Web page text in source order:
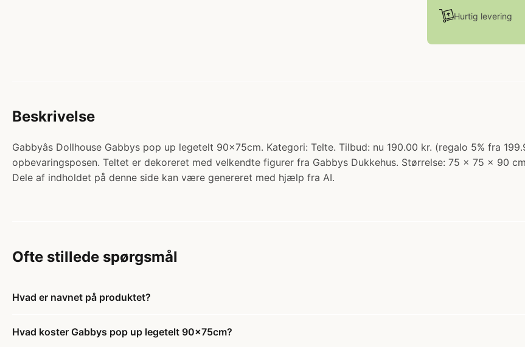
Hurtig levering
Beskrivelse
Gabbyâs Dollhouse Gabbys pop up legetelt 90x75cm. Kategori: Telte. Tilbud: nu 190.00 kr. (regalo 5% fra
opbevaringsposen. Teltet er dekoreret med velkendte figurer fra Gabbys Dukkehus. Størrelse: 75 x 75 x 90
Dele af indholdet på denne side kan være genereret med hjælp fra AI.
Ofte stillede spørgsmål
Hvad er navnet på produktet?
Hvad koster Gabbys pop up legetelt 90x75cm?